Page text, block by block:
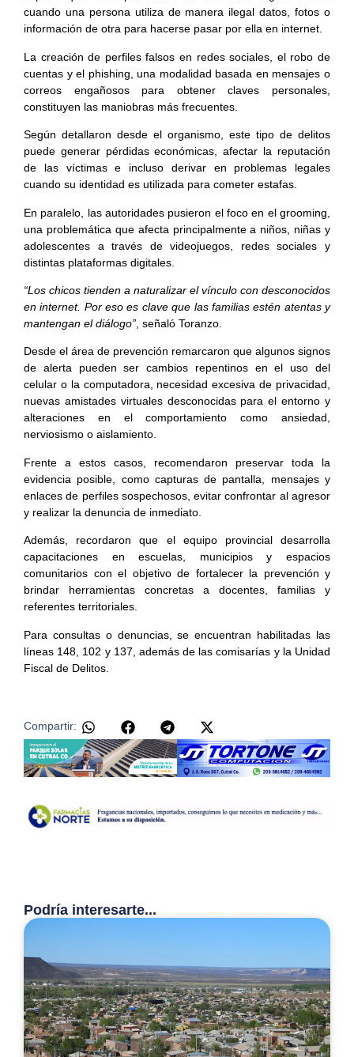
cuando una persona utiliza de manera ilegal datos, fotos o
información de otra para hacerse pasar por ella en internet.
La creación de perfiles falsos en redes sociales, el robo de
cuentas y el phishing, una modalidad basada en mensajes o
correos engañosos para obtener claves personales,
constituyen las maniobras más frecuentes.
Según detallaron desde el organismo, este tipo de delitos
puede generar pérdidas económicas, afectar la reputación
de las víctimas e incluso derivar en problemas legales
cuando su identidad es utilizada para cometer estafas.
En paralelo, las autoridades pusieron el foco en el grooming,
una problemática que afecta principalmente a niños, niñas y
adolescentes a través de videojuegos, redes sociales y
distintas plataformas digitales.
“Los chicos tienden a naturalizar el vínculo con desconocidos
en internet. Por eso es clave que las familias estén atentas y
mantengan el diálogo” , señaló Toranzo.
Desde el área de prevención remarcaron que algunos signos
de alerta pueden ser cambios repentinos en el uso del
celular o la computadora, necesidad excesiva de privacidad,
nuevas amistades virtuales desconocidas para el entorno y
alteraciones en el comportamiento como ansiedad,
nerviosismo o aislamiento.
Frente a estos casos, recomendaron preservar toda la
evidencia posible, como capturas de pantalla, mensajes y
enlaces de perfiles sospechosos, evitar confrontar al agresor
y realizar la denuncia de inmediato.
Además, recordaron que el equipo provincial desarrolla
capacitaciones en escuelas, municipios y espacios
comunitarios con el objetivo de fortalecer la prevención y
brindar herramientas concretas a docentes, familias y
referentes territoriales.
Para consultas o denuncias, se encuentran habilitadas las
líneas 148, 102 y 137, además de las comisarías y la Unidad
Fiscal de Delitos.
Compartir:
Podría interesarte...